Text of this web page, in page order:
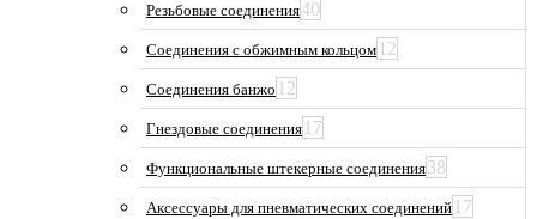
Резьбовые соединения40
Соединения с обжимным кольцом 12
Соединения банжо 12
Гнездовые соединения 17
Функциональные штекерные соединения38
Аксессуары для пневматических соединений 17